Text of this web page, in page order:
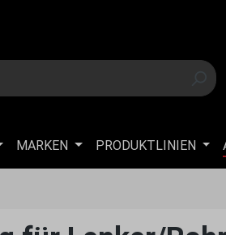
MARKEN PRODUKTLINIEN